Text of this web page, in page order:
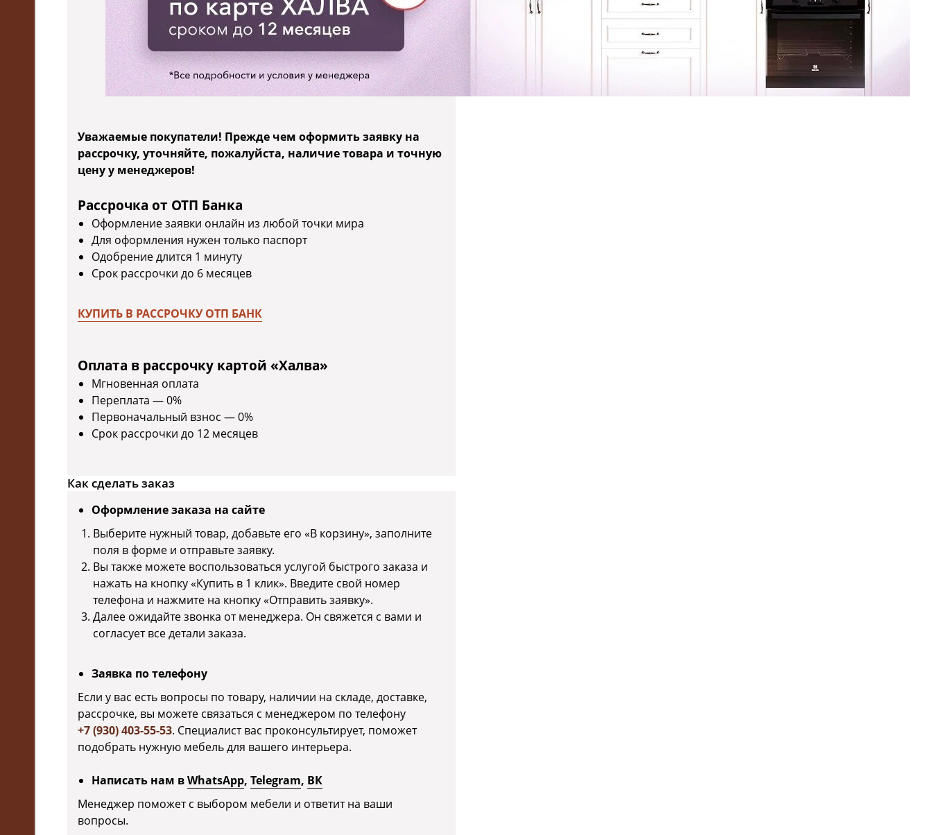
Уважаемые покупатели! Прежде чем оформить заявку на
рассрочку, уточняйте, пожалуйста, наличие товара и точную
цену у менеджеров!
Рассрочка от ОТП Банка
Оформление заявки онлайн из любой точки мира
Для оформления нужен только паспорт
Одобрение длится 1 минуту
Срок рассрочки до 6 месяцев
КУПИТЬ В РАССРОЧКУ ОТП БАНК
Оплата в рассрочку картой «Халва»
Мгновенная оплата
Переплата — 0%
Первоначальный взнос — 0%
Срок рассрочки до 12 месяцев
Как сделать заказ
Оформление заказа на сайте
Выберите нужный товар, добавьте его «В корзину», заполните
поля в форме и отправьте заявку.
Вы также можете воспользоваться услугой быстрого заказа и
нажать на кнопку «Купить в 1 клик». Введите свой номер
телефона и нажмите на кнопку «Отправить заявку».
Далее ожидайте звонка от менеджера. Он свяжется с вами и
согласует все детали заказа.
Заявка по телефону
Если у вас есть вопросы по товару, наличии на складе, доставке,
рассрочке, вы можете связаться с менеджером по телефону
+7 (930) 403-55-53. Специалист вас проконсультирует, поможет
подобрать нужную мебель для вашего интерьера.
Написать нам вWhatsApp, Telegram, ВК
Менеджер поможет с выбором мебели и ответит на ваши
вопросы.